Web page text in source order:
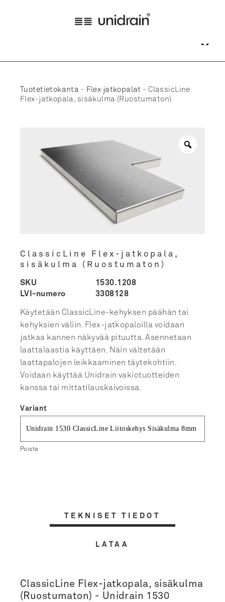
Tuotetietokanta - Flex jatkopalat - ClassicLine
Flex-jatkopala, sisäkulma (Ruostumaton)
ClassicLine Flex-jatkopala,
sisäkulma (Ruostumaton)
SKU
1530.1208
LVI-numero
3308128
Käytetään ClassicLine-kehyksen päähän tai
kehyksien väliin. Flex-jatkopaloilla voidaan
jatkaa kannen näkyvää pituutta. Asennetaan
laattalaastia käyttäen. Näin vältetään
laattapalojen leikkaaminen täytekohtiin.
Voidaan käyttää Unidrain vakiotuotteiden
kanssa tai mittatilauskaivoissa.
Variant
Poista
TEKNISET TIEDOT
LATAA
ClassicLine Flex-jatkopala, sisäkulma
(Ruostumaton) - Unidrain 1530